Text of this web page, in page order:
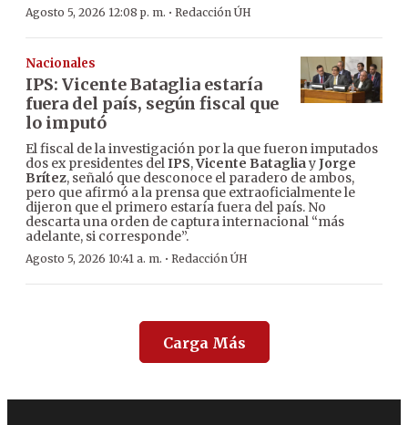
Agosto 5, 2026 12:08 p. m. · Redacción ÚH
Nacionales
IPS: Vicente Bataglia estaría
fuera del país, según fiscal que
lo imputó
El fiscal de la investigación por la que fueron imputados
dos ex presidentes delIPS,Vicente BatagliayJorge
Brítez, señaló que desconoce el paradero de ambos,
pero que afirmó a la prensa que extraoficialmente le
dijeron que el primero estaría fuera del país. No
descarta una orden de captura internacional “más
adelante, si corresponde”.
Agosto 5, 2026 10:41 a. m. · Redacción ÚH
Carga Más